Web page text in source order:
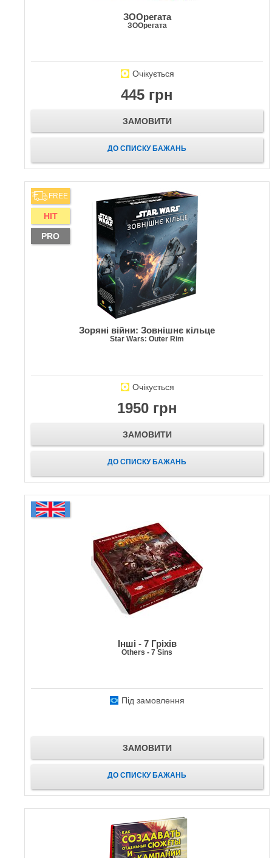
ЗООрегата
ЗООрегата
Очікується
445 грн
ЗАМОВИТИ
ДО СПИСКУ БАЖАНЬ
FREE
HIT
PRO
Зоряні війни: Зовнішнє кільце
Star Wars: Outer Rim
Очікується
1950 грн
ЗАМОВИТИ
ДО СПИСКУ БАЖАНЬ
Інші - 7 Гріхів
Others - 7 Sins
Під замовлення
ЗАМОВИТИ
ДО СПИСКУ БАЖАНЬ